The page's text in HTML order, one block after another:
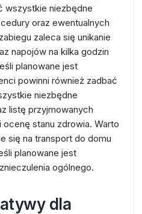
wszystkie niezbędne
oraz ewentualnych
zaleca się unikanie
napojów na kilka godzin
planowane jest
powinni również zadbać
niezbędne
listę przyjmowanych
ocenę stanu zdrowia. Warto
się na transport do domu
planowane jest
ogólnego.
dla